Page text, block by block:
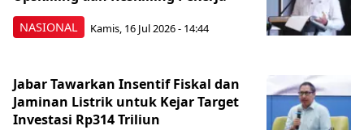
NASIONAL Kamis, 16 Jul 2026 - 14:44
Jabar Tawarkan Insentif Fiskal dan
Jaminan Listrik untuk Kejar Target
Investasi Rp314 Triliun